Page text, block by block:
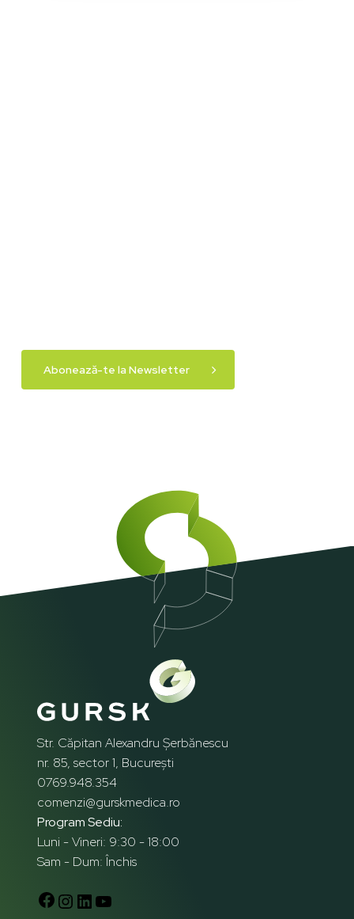
Abonează-te la Newsletter
Str. Căpitan Alexandru Șerbănescu
nr. 85, sector 1, București
0769.948.354
comenzi@gurskmedica.ro
Program Sediu:
Luni - Vineri: 9:30 - 18:00
Sam - Dum: Închis